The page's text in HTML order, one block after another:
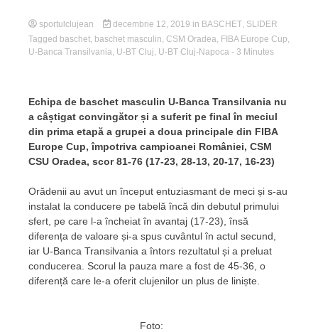
sportulclujean decembrie 12, 2019 in BASCHET, SLIDER
Tagged baschet baschet masculin CSM Oradea FIBA Europe Cup
U-Banca Transilvania U-BT Cluj U-BT Cluj-Napoca - 3 Minutes
Echipa de baschet masculin U-Banca Transilvania nu
a câștigat convingător și a suferit pe final în meciul
din prima etapă a grupei a doua principale din FIBA
Europe Cup, împotriva campioanei României, CSM
CSU Oradea, scor 81-76 (17-23, 28-13, 20-17, 16-23)
Orădenii au avut un început entuziasmant de meci și s-au
instalat la conducere pe tabelă încă din debutul primului
sfert, pe care l-a încheiat în avantaj (17-23), însă
diferența de valoare și-a spus cuvântul în actul secund,
iar U-Banca Transilvania a întors rezultatul și a preluat
conducerea. Scorul la pauza mare a fost de 45-36, o
diferență care le-a oferit clujenilor un plus de liniște.
Foto: